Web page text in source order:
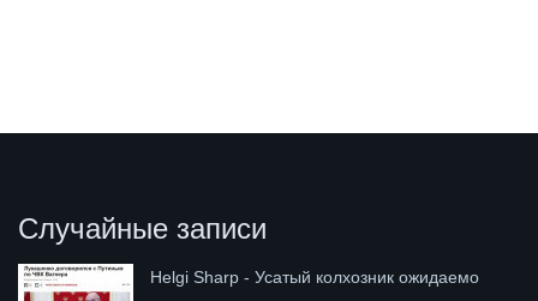
Случайные записи
Helgi Sharp - Усатый колхозник ожидаемо